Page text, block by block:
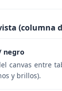
(columna
negro
canvas entre
y brillos).